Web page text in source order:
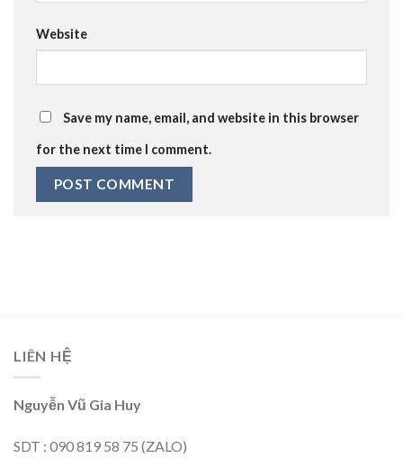
Website
Save my name, email, and website in this browser
for the next time I comment.
LIÊN HỆ
Nguyễn Vũ Gia Huy
SDT : 090 819 58 75 (ZALO)